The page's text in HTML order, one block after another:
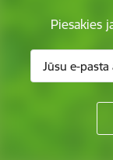
Piesakies